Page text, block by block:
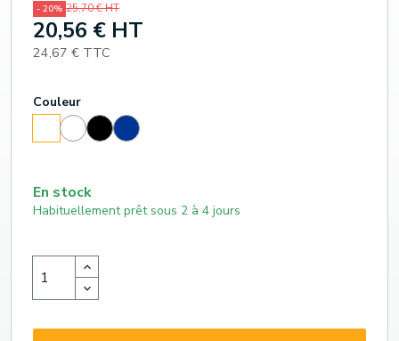
- 20% 25,70 € HT
20,56 € HT
24,67 € TTC
Couleur
BlancTranslucide
(tr)
Noir Bleu
roi
En stock
Habituellement prêt sous 2 à 4 jours